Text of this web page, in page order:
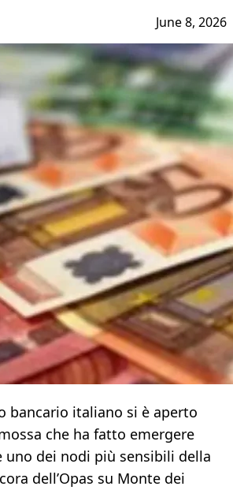
June 8, 2026
bancario italiano si è aperto
che ha fatto emergere
dei nodi più sensibili della
dell’Opas su Monte dei